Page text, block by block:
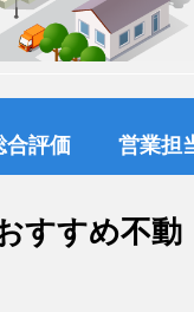
合評価 営業担
すすめ不動